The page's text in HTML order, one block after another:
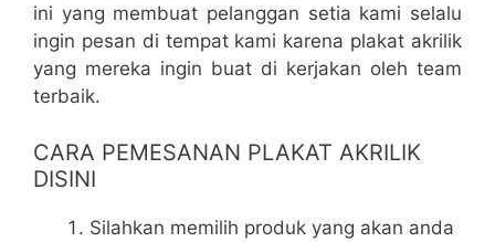
ini yang membuat pelanggan setia kami selalu
ingin pesan di tempat kami karena plakat akrilik
yang mereka ingin buat di kerjakan oleh team
terbaik.
CARA PEMESANAN PLAKAT AKRILIK
DISINI
Silahkan memilih produk yang akan anda